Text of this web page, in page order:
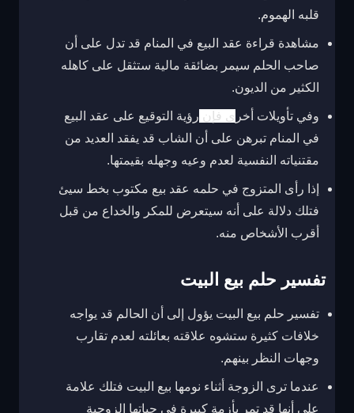
قلبه الهموم.
مشاهدة قراءة عقد البيع في المنام قد تدل على أن
صاحب الحلم سيمر بضائقة مالية ستثقل على كاهله
الكثير من الديون.
وفي تأويلات أخر ى فإن رؤية التوقيع على عقد البيع
في المنام تبرهن على أن الشاب قد يفقد العديد من
مقتنياته النفسية لعدم وعيه وجهله بقيمتها.
إذا رأى المتزوج في حلمه عقد بيع مكتوب بخط سيئ
فتلك دلالة على أنه سيتعرض للمكر والخداع من قبل
أقرب الأشخاص منه.
تفسير حلم بيع البيت
تفسير حلم بيع البيت يؤول إلى أن الحالم قد يواجه
خلافات كثيرة ستشوه علاقته بعائلته لعدم تقارب
وجهات النظر بينهم.
عندما ترى الزوجة أثناء نومها بيع البيت فتلك علامة
على أنها قد تمر بأزمة كبيرة في حياتها الزوجية